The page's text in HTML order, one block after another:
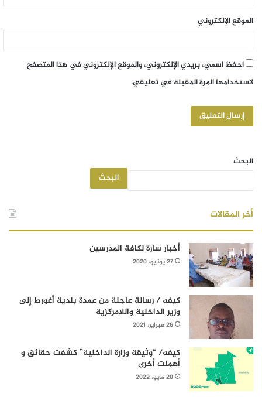
الموقع الإلكتروني
احفظ اسمي، بريدي الإلكتروني، والموقع الإلكتروني في هذا المتصفح
لاستخدامها المرة المقبلة في تعليقي.
البحث
البحث
أخر المقالات
أخبار سارة لكافة المدرسين
27 يونيو، 2020
كيفه / رسالة عاجلة من عمدة بلدية أغورط إلى
وزير الداخلية واللامركزية
26 فبراير، 2021
كيفه/ “وثيقة وزارة الداخلية” كشفت حقائق و
أهملت أخرى
20 مايو، 2022